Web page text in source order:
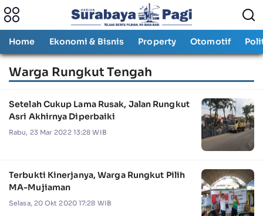
Home Ekonomi & Bisnis Property Otomotif
Warga Rungkut Tengah
Setelah Cukup Lama Rusak, Jalan Rungkut
Asri Akhirnya Diperbaiki
Rabu, 23 Mar 2022 13:28 WIB
Terbukti Kinerjanya, Warga Rungkut Pilih
MA-Mujiaman
Selasa, 20 Okt 2020 17:28 WIB